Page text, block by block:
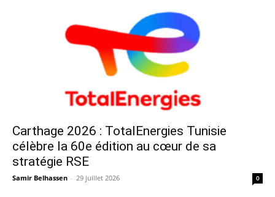
Carthage 2026 : TotalEnergies Tunisie
célèbre la 60e édition au cœur de sa
stratégie RSE
Samir Belhassen - 29 juillet 2026 0